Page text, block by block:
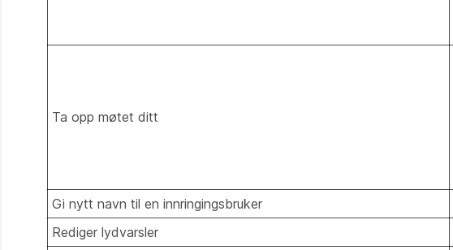
Ta opp møtet ditt
Gi nytt navn til en innringingsbruker
Rediger lydvarsler